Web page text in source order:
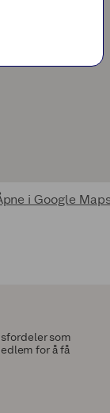
i Google
som
for å få